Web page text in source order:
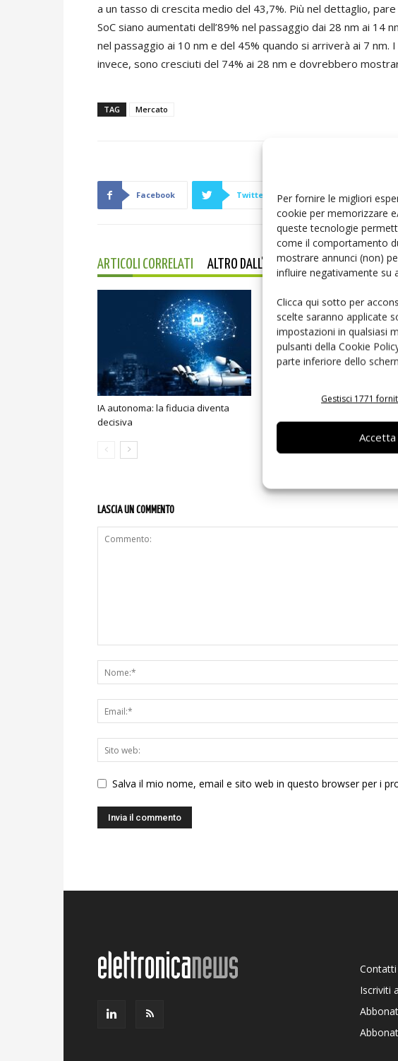
Per fornire le migliori
cookie per memorizzare
queste tecnologie
come il comportamento
mostrare annunci (non)
influire negativamente su
Clicca qui sotto per
scelte saranno applicate
impostazioni in qualsiasi
pulsanti della Cookie
parte inferiore dello
Gestisci 1771
Accetta
a un tasso di crescita medio del 43,7%. Più nel dettaglio,
SoC siano aumentati dell’89% nel passaggio dai 28 nm ai 14
nel passaggio ai 10 nm e del 45% quando si arriverà ai 7
invece, sono cresciuti del 74% ai 28 nm e dovrebbero
TAG Mercato
Facebook Twitter Linkedin
ARTICOLI CORRELATI ALTRO DALL'AUTORE
IA autonoma: la fiducia diventa
decisiva
Smart home: la sfida passa da
sicurezza e interoperabilità
LASCIA UN COMMENTO
Salva il mio nome, email e sito web in questo browser per i
Contatti
Iscriviti